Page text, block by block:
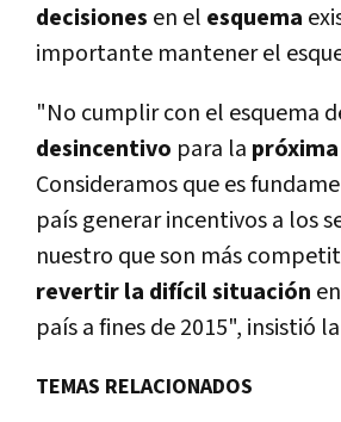
decisiones en el esquema
importante mantener el
"No cumplir con el esquema
desincentivo para la
Consideramos que es
paí­s generar incentivos a los
nuestro que son más
revertir la difí­cil situación
paí­s a fines de 2015", insistió
TEMAS RELACIONADOS